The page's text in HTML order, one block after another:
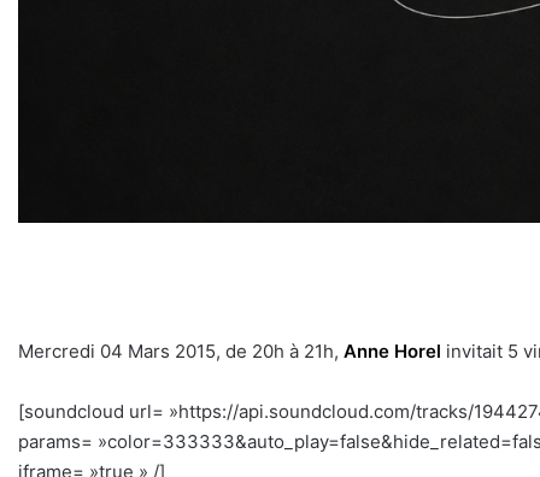
Mercredi 04 Mars 2015, de 20h à 21h, Anne Horel invitait 5
[soundcloud url= »https://api.soundcloud.com/tracks/
params=
iframe= »true » /]